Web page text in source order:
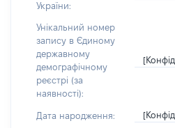
України:
Унікальний номер
запису в Єдиному
державному
демографічному
реєстрі (за
наявності):
Дата народження: